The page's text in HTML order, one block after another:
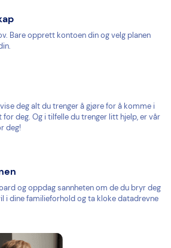
Bare opprett kontoen din og velg planen
deg alt du trenger å gjøre for å komme i
for deg. Og i tilfelle du trenger litt hjelp, er vår
deg!
og oppdag sannheten om de du bryr deg
i dine familieforhold og ta kloke datadrevne